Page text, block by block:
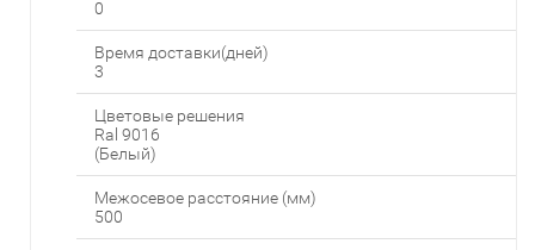
0
Время доставки(дней)
3
Цветовые решения
Ral 9016
(Белый)
Межосевое расстояние (мм)
500